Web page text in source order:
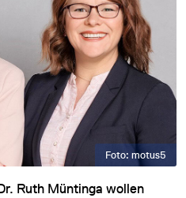
Foto: motus5
Ruth Müntinga wollen